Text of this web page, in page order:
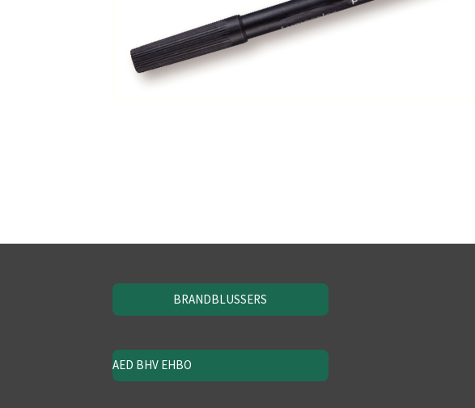
BRANDBLUSSERS
AED BHV EHBO